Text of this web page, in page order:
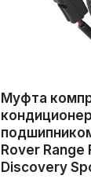
Муфта
Rover Range
Discovery